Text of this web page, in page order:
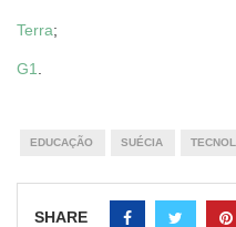
Terra;
G1
EDUCAÇÃO SUÉCIA
SHARE